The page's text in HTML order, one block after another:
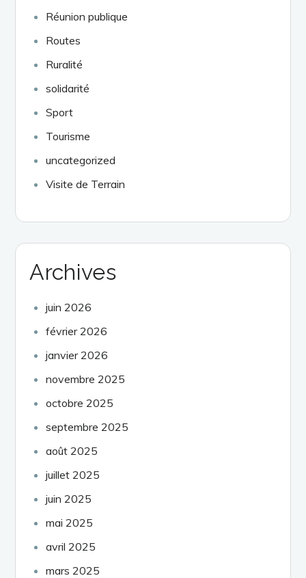
Réunion publique
Routes
Ruralité
solidarité
Sport
Tourisme
uncategorized
Visite de Terrain
Archives
juin 2026
février 2026
janvier 2026
novembre 2025
octobre 2025
septembre 2025
août 2025
juillet 2025
juin 2025
mai 2025
avril 2025
mars 2025